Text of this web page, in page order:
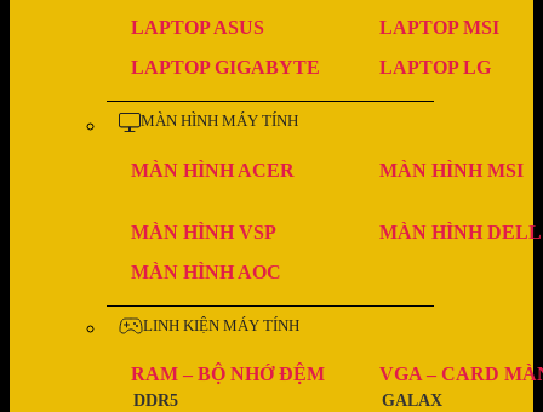
LAPTOP ASUS
LAPTOP MSI
LAPTOP GIGABYTE
LAPTOP LG
MÀN HÌNH MÁY TÍNH
MÀN HÌNH ACER MÀN HÌNH MSI
MÀN HÌNH VSP
MÀN HÌNH DELL
MÀN HÌNH AOC
LINH KIỆN MÁY TÍNH
RAM – BỘ NHỚ ĐỆM
DDR5
VGA – CARD
GALAX